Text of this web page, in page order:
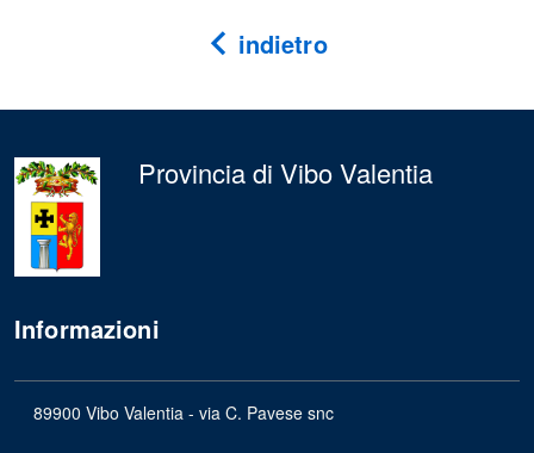
indietro
Provincia di Vibo Valentia
Informazioni
89900 Vibo Valentia - via C. Pavese snc